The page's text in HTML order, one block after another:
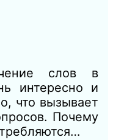
слов в
интересно и
что вызывает
Почему